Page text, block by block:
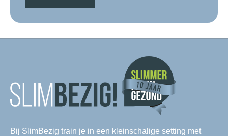
Bij SlimBezig train je in een kleinschalige setting met